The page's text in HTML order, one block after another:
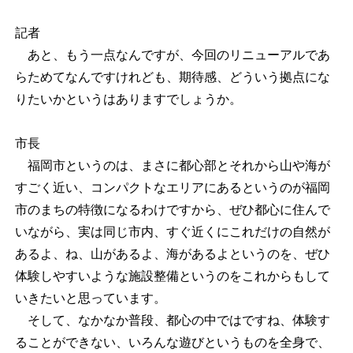
記者
あと、もう一点なんですが、今回のリニューアルであ
らためてなんですけれども、期待感、どういう拠点にな
りたいかというはありますでしょうか。
市長
福岡市というのは、まさに都心部とそれから山や海が
すごく近い、コンパクトなエリアにあるというのが福岡
市のまちの特徴になるわけですから、ぜひ都心に住んで
いながら、実は同じ市内、すぐ近くにこれだけの自然が
あるよ、ね、山があるよ、海があるよというのを、ぜひ
体験しやすいような施設整備というのをこれからもして
いきたいと思っています。
そして、なかなか普段、都心の中ではですね、体験す
ることができない、いろんな遊びというものを全身で、